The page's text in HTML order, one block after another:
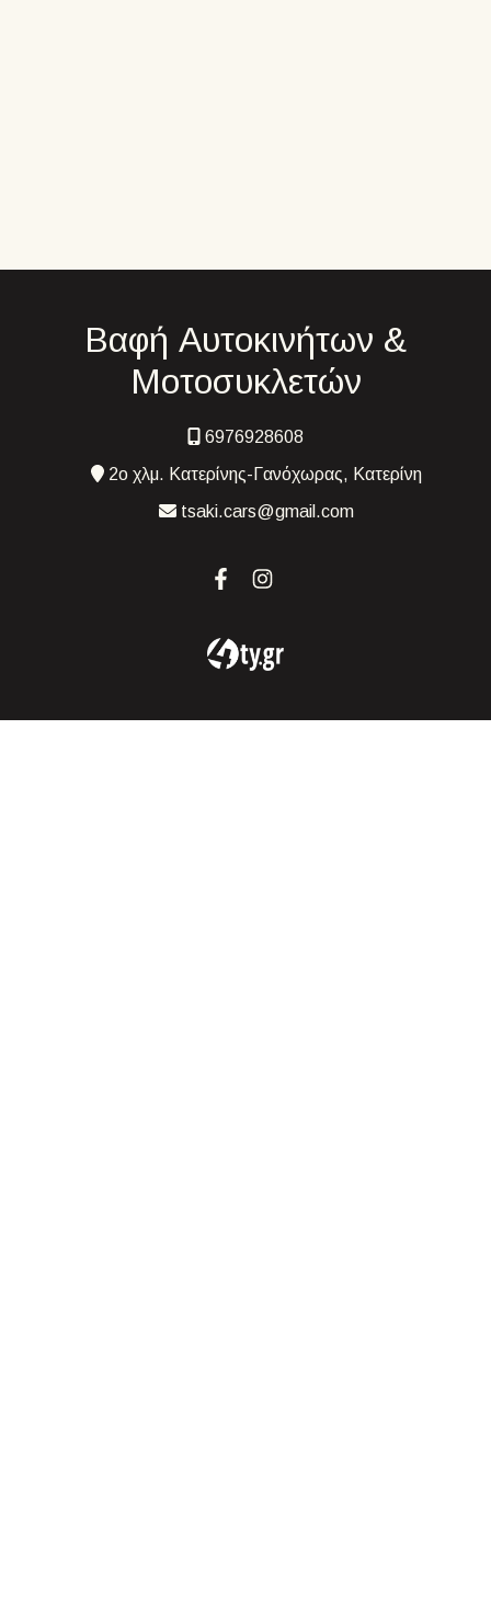
Βαφή Αυτοκινήτων &
Μοτοσυκλετών
6976928608
2ο χλμ. Κατερίνης-Γανόχωρας, Κατερίνη
tsaki.cars@gmail.com